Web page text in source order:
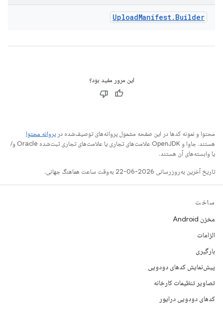
UploadManifest. Builder
این مرور مفید بود؟
محتوا و نمونه کدها در این صفحه مشمول پروانه‌های توصیف‌شده در پروانه محتوا
هستند. جاوا و OpenJDK علامت‌های تجاری یا علامت‌های تجاری ثبت‌شده Oracle و/
یا وابسته‌های آن هستند.
تاریخ آخرین به‌روزرسانی 2026-06-22 به‌وقت ساعت هماهنگ جهانی.
ساخت
مخزن Android
الزامات
بارگیری
پیش‌نمایش کدهای دودویی
تصاویر تنظیمات کارخانه
کدهای دودویی درایور